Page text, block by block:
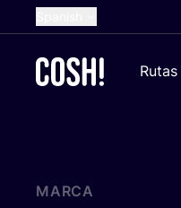
Dutch
Croatian
MARCA